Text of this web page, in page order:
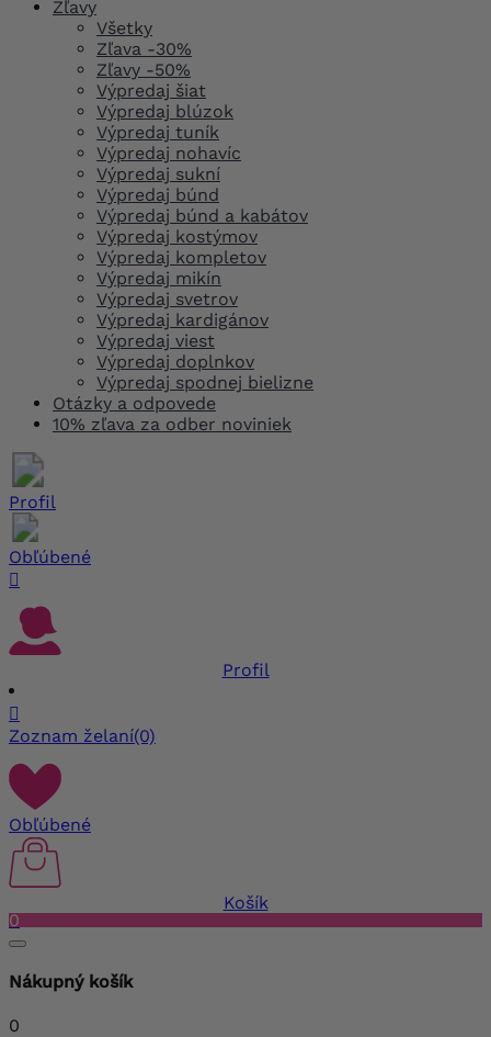
Zľavy
Všetky
Zľava -30%
Zľavy -50%
Výpredaj šiat
Výpredaj blúzok
Výpredaj tuník
Výpredaj nohavíc
Výpredaj sukní
Výpredaj búnd
Výpredaj búnd a kabátov
Výpredaj kostýmov
Výpredaj kompletov
Výpredaj mikín
Výpredaj svetrov
Výpredaj kardigánov
Výpredaj viest
Výpredaj doplnkov
Výpredaj spodnej bielizne
Otázky a odpovede
10% zľava za odber noviniek
Profil
Obľúbené

Profil

Zoznam želaní(0)
Obľúbené
Košík
0
Nákupný košík
0